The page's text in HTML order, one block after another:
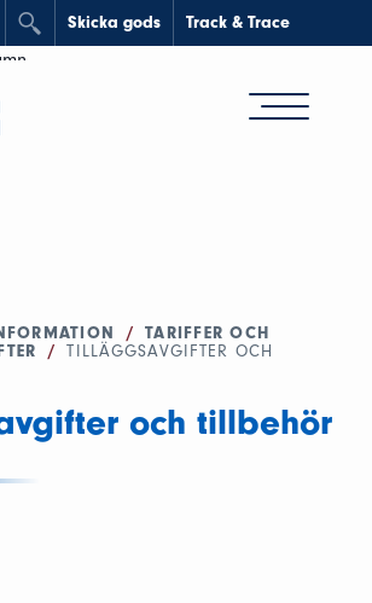
Skicka gods Track & Trace
/ TARIFFER OCH
/
TILLÄGGSAVGIFTER OCH
och tillbehör